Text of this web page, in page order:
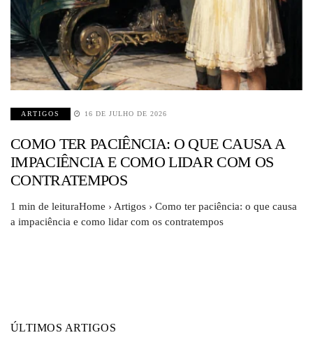
ARTIGOS 16 DE JULHO DE 2026
COMO TER PACIÊNCIA: O QUE CAUSA A
IMPACIÊNCIA E COMO LIDAR COM OS
CONTRATEMPOS
1 min de leituraHome › Artigos › Como ter paciência: o que causa
a impaciência e como lidar com os contratempos
ÚLTIMOS ARTIGOS